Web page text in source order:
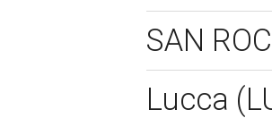
SAN
Lucca